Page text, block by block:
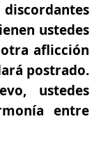
ustedes
aflicción
postrado.
ustedes
entre